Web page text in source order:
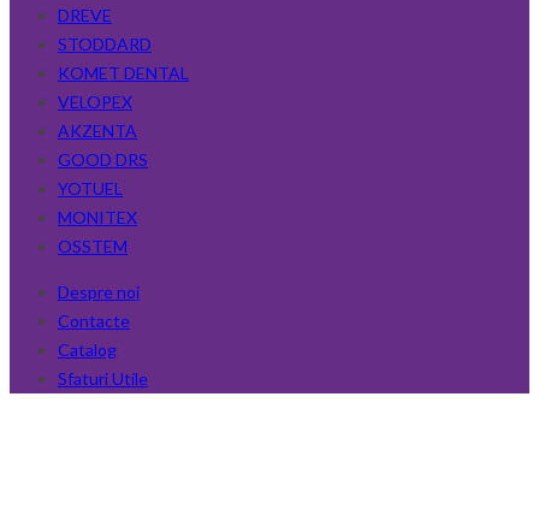
DREVE
STODDARD
KOMET DENTAL
VELOPEX
AKZENTA
GOOD DRS
YOTUEL
MONITEX
OSSTEM
Despre noi
Contacte
Catalog
Sfaturi Utile